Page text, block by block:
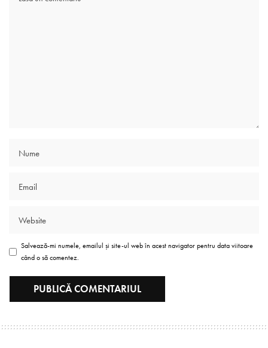
Salvează-mi numele, emailul și site-ul web în acest navigator pentru data viitoare
când o să comentez.